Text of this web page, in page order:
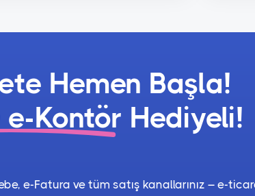
Hemen Başla!
Kontör Hediyeli!
e-Fatura ve tüm satış kanallarınız – e-